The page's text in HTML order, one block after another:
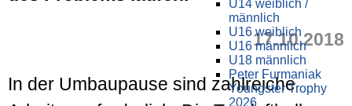
U14 weiblich /
männlich
U16 weiblich
U16 männlich
U18 männlich
Peter Furmaniak
Youngster Trophy
2026
17.10.2018
In der Umbaupause sind zahlreiche